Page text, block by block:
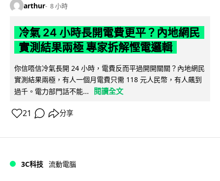
arthur 8 小時
冷氣 24 小時長開電費更平？內地網民
實測結果兩極 專家拆解慳電邏輯
你信唔信冷氣長開 24 小時，電費反而平過開開關關？內地網民
實測結果兩極，有人一個月電費只需 118 元人民幣，有人飆到
過千。電力部門話不能...
閱讀全文
21 分享
3C科技 流動電腦